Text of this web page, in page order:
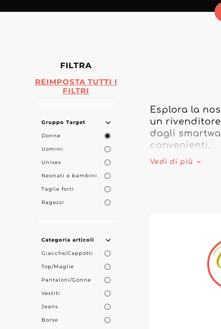
FILTRA
REIMPOSTA TUTTI I
FILTRI
Gruppo Target
Donne
Uomini
Unisex
Neonati e bambini
Taglie forti
Ragazzi
Categoria articoli
Giacche/Cappotti
Top/Maglie
Pantaloni/Gonne
Vestiti
Jeans
Borse
Esplora la
un
dagli
convenienti.
orologio da
tutte le tue
opportunità
con prodotti
Vedi di più